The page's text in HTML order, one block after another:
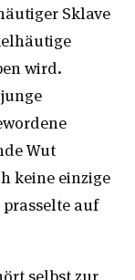
Sklave
wird.
Wut
keine einzige
auf
selbst zur